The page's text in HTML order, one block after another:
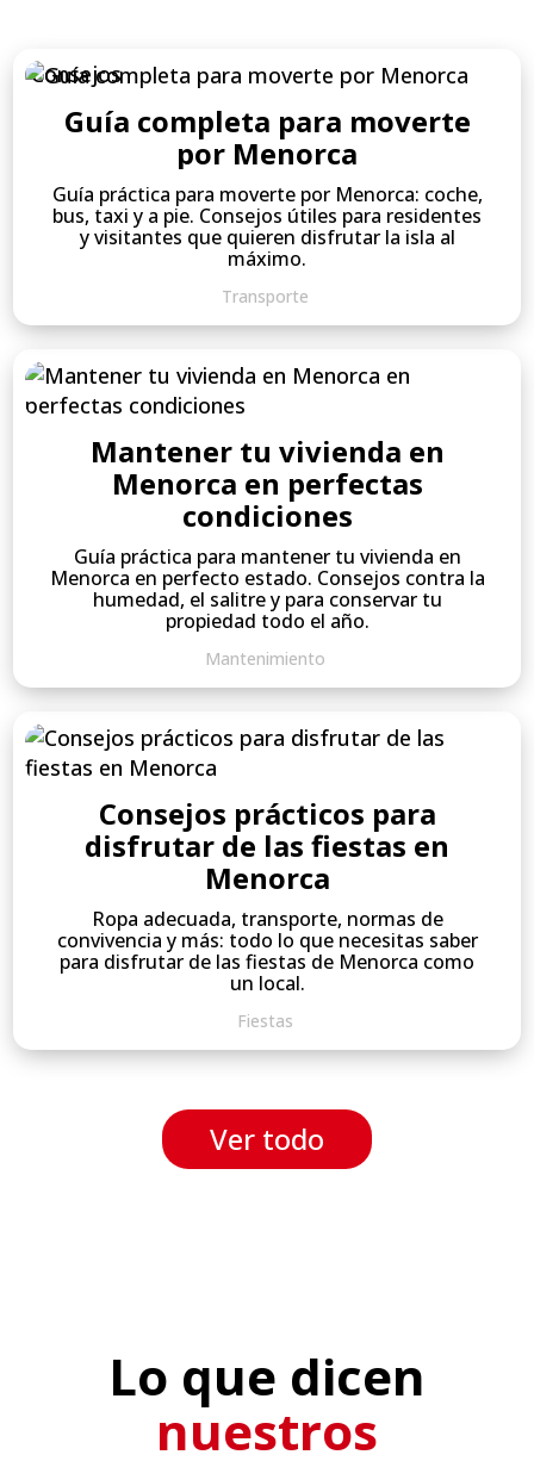
Consejos
Guía completa para moverte
por Menorca
Guía práctica para moverte por Menorca: coche,
bus, taxi y a pie. Consejos útiles para residentes
y visitantes que quieren disfrutar la isla al
máximo.
Transporte
Mantener tu vivienda en
Menorca en perfectas
condiciones
Guía práctica para mantener tu vivienda en
Menorca en perfecto estado. Consejos contra la
humedad, el salitre y para conservar tu
propiedad todo el año.
Mantenimiento
Consejos prácticos para
disfrutar de las fiestas en
Menorca
Ropa adecuada, transporte, normas de
convivencia y más: todo lo que necesitas saber
para disfrutar de las fiestas de Menorca como
un local.
Fiestas
Ver todo
Lo que dicen
nuestros